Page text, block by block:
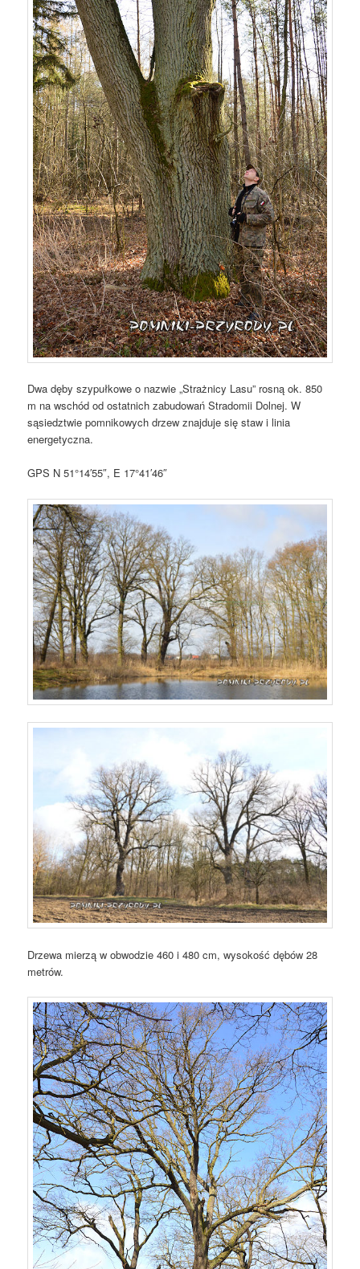
Dwa dęby szypułkowe o nazwie „Strażnicy Lasu” rosną ok. 850
m na wschód od ostatnich zabudowań Stradomii Dolnej. W
sąsiedztwie pomnikowych drzew znajduje się staw i linia
energetyczna.
GPS N 51°14′55″, E 17°41′46″
Drzewa mierzą w obwodzie 460 i 480 cm, wysokość dębów 28
metrów.